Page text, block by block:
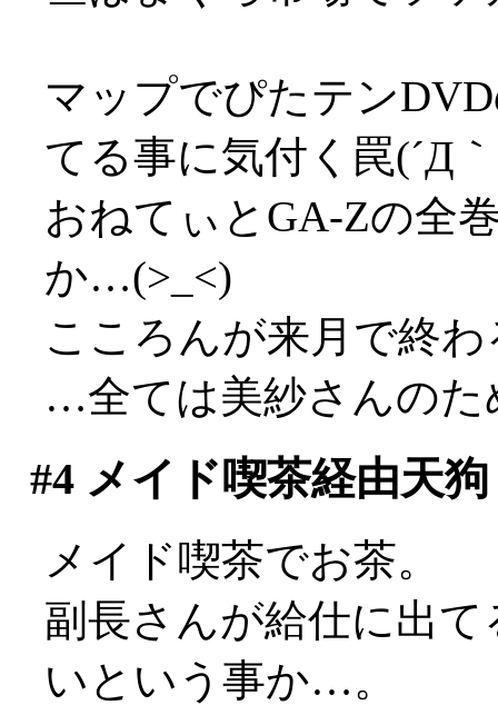
マップでぴたテン
てる事に気付く罠(´Д
おねてぃとGA-Zの全
か…(>_<)
こころんが来月で終
…全ては美紗さんのた
#4メイド喫茶経由天狗
メイド喫茶でお茶。
副長さんが給仕に出
いという事か…。